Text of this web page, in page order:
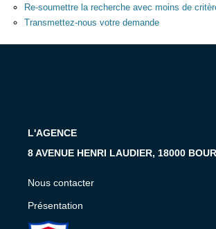
Présentation
Re-soumettre la recherche avec moins de
Transmettez-nous votre demande
L'AGENCE
8 AVENUE HENRI LAUDIER, 18000
Nous contacter
Présentation